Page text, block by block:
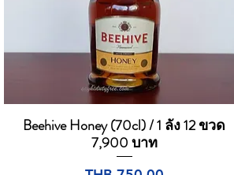
Quick View
Beehive Honey (70cl) / 1 ลัง 12 ขวด
7,900 บาท